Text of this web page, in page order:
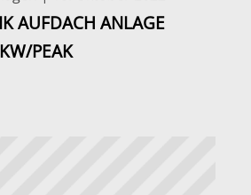
AUFDACH ANLAGE
PEAK